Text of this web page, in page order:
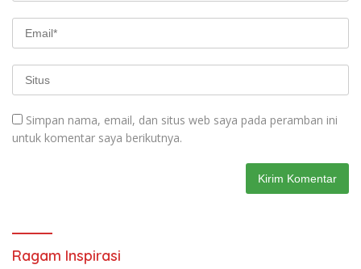
Simpan nama, email, dan situs web saya pada peramban ini
untuk komentar saya berikutnya.
Ragam Inspirasi